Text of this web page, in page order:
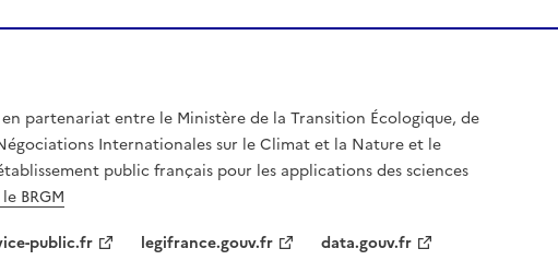
en partenariat entre le Ministère de la Transition Écologique, de
Internationales sur le Climat et la Nature et le
public français pour les applications des sciences
BRGM
public.fr legifrance.gouv.fr data.gouv.fr